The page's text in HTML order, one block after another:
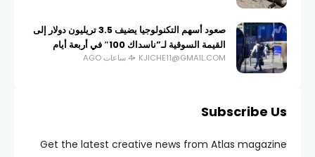
صعود أسهم التكنولوجيا يضيف 3.5 تريليون دولار إلى
القيمة السوقية لـ”ناسداك 100″ في أربعة أيام
KJICHE11@GMAIL.COM 4 ساعات AGO
Subscribe Us
Get the latest creative news from Atlas magazine